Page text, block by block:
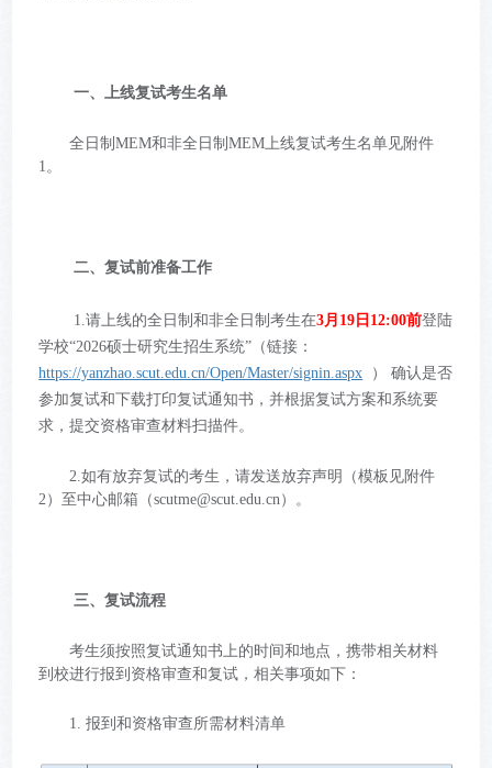
一、上线复试考生名单
全日制MEM和非全日制MEM上线复试考生名单见附件
1。
二、复试前准备工作
1.请上线的全日制和非全日制考生在3月19日12:00前登陆
学校“2026硕士研究生招生系统”（链接：
https://yanzhao.scut.edu.cn/Open/Master/signin.aspx ） 确认是否
参加复试和下载打印复试通知书，并根据复试方案和系统要
求，提交资格审查材料扫描件。
2.如有放弃复试的考生，请发送放弃声明（模板见附件
2）至中心邮箱（scutme@scut.edu.cn）。
三、复试流程
考生须按照复试通知书上的时间和地点，携带相关材料
到校进行报到资格审查和复试，相关事项如下：
1. 报到和资格审查所需材料清单